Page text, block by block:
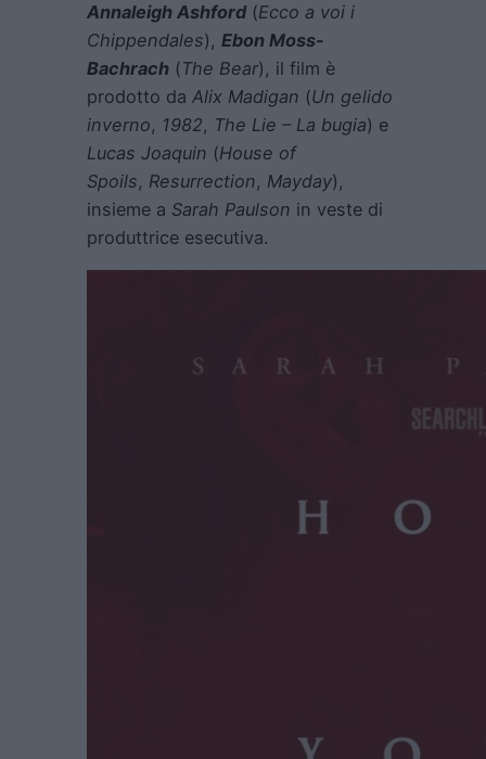
Annaleigh Ashford(Ecco a voi i
Chippendales), Ebon Moss-
Bachrach (The Bear), il film è
prodotto da Alix Madigan (Un gelido
inverno, 1982, The Lie – La bugia) e
Lucas Joaquin (House of
Spoils, Resurrection, Mayday),
insieme a Sarah Paulson in veste di
produttrice esecutiva.